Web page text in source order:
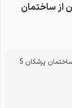
از ساختمان
اجاره و رهن اتاق یا واحد با متراژ گوناگون از ساختمان پزشکان 5